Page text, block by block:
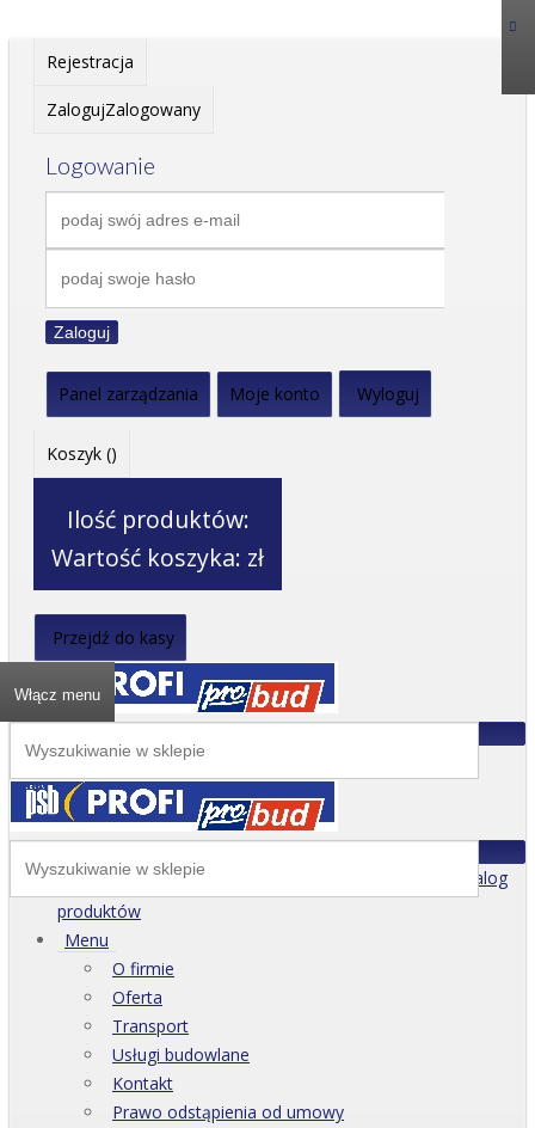
Rejestracja
ZalogujZalogowany
Logowanie
Zaloguj
Panel zarządzania Moje konto Wyloguj
Koszyk ()
Ilość produktów:
Wartość koszyka: zł
Przejdź do kasy
Włącz menu
Katalog
produktów
Menu
O firmie
Oferta
Transport
Usługi budowlane
Kontakt
Prawo odstąpienia od umowy